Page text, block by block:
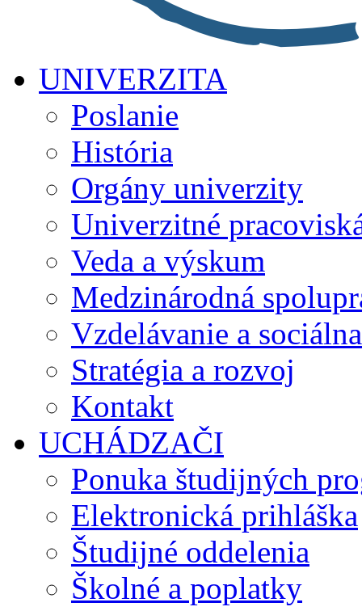
UNIVERZITA
Poslanie
História
Orgány univerzity
Univerzitné
Veda a výskum
Medzinárodná
Vzdelávanie a
Stratégia a rozvoj
Kontakt
UCHÁDZAČI
Ponuka študijných
Elektronická prihláška
Študijné oddelenia
Školné a poplatky